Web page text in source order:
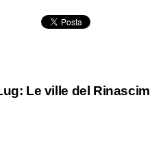
Le ville del